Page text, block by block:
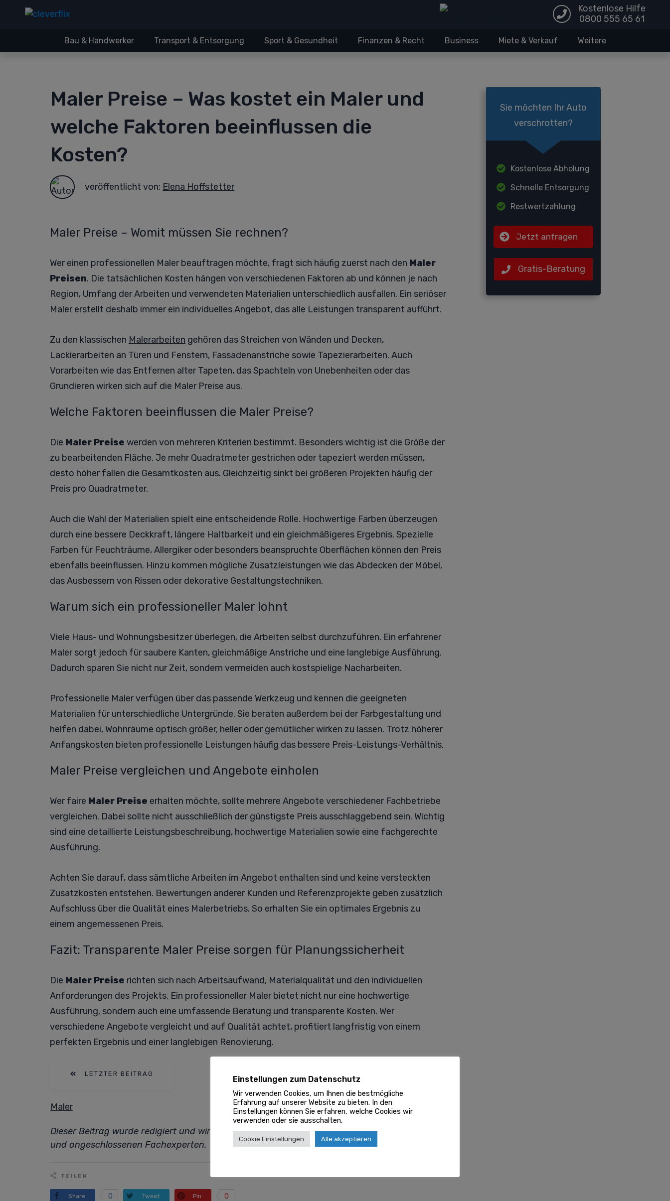
Kostenlose Hilfe
0800 555 65 61
Bau & Handwerker Transport & Entsorgung Sport & Gesundheit Finanzen & Recht Business Miete & Verkauf Weitere
Maler Preise – Was kostet ein Maler und
welche Faktoren beeinflussen die
Kosten?
veröffentlicht von: Elena Hoffstetter
Maler Preise – Womit müssen Sie rechnen?
Wer einen professionellen Maler beauftragen möchte, fragt sich häufig zuerst nach den Maler
Preisen. Die tatsächlichen Kosten hängen von verschiedenen Faktoren ab und können je nach
Region, Umfang der Arbeiten und verwendeten Materialien unterschiedlich ausfallen. Ein seriöser
Maler erstellt deshalb immer ein individuelles Angebot, das alle Leistungen transparent aufführt.
Zu den klassischen Malerarbeiten gehören das Streichen von Wänden und Decken,
Lackierarbeiten an Türen und Fenstern, Fassadenanstriche sowie Tapezierarbeiten. Auch
Vorarbeiten wie das Entfernen alter Tapeten, das Spachteln von Unebenheiten oder das
Grundieren wirken sich auf die Maler Preise aus.
Welche Faktoren beeinflussen die Maler Preise?
Die Maler Preise werden von mehreren Kriterien bestimmt. Besonders wichtig ist die Größe der
zu bearbeitenden Fläche. Je mehr Quadratmeter gestrichen oder tapeziert werden müssen,
desto höher fallen die Gesamtkosten aus. Gleichzeitig sinkt bei größeren Projekten häufig der
Preis pro Quadratmeter.
Auch die Wahl der Materialien spielt eine entscheidende Rolle. Hochwertige Farben überzeugen
durch eine bessere Deckkraft, längere Haltbarkeit und ein gleichmäßigeres Ergebnis. Spezielle
Farben für Feuchträume, Allergiker oder besonders beanspruchte Oberflächen können den Preis
ebenfalls beeinflussen. Hinzu kommen mögliche Zusatzleistungen wie das Abdecken der Möbel,
das Ausbessern von Rissen oder dekorative Gestaltungstechniken.
Warum sich ein professioneller Maler lohnt
Viele Haus- und Wohnungsbesitzer überlegen, die Arbeiten selbst durchzuführen. Ein erfahrener
Maler sorgt jedoch für saubere Kanten, gleichmäßige Anstriche und eine langlebige Ausführung.
Dadurch sparen Sie nicht nur Zeit, sondern vermeiden auch kostspielige Nacharbeiten.
Professionelle Maler verfügen über das passende Werkzeug und kennen die geeigneten
Materialien für unterschiedliche Untergründe. Sie beraten außerdem bei der Farbgestaltung und
helfen dabei, Wohnräume optisch größer, heller oder gemütlicher wirken zu lassen. Trotz höherer
Anfangskosten bieten professionelle Leistungen häufig das bessere Preis-Leistungs-Verhältnis.
Maler Preise vergleichen und Angebote einholen
Wer faire Maler Preise erhalten möchte, sollte mehrere Angebote verschiedener Fachbetriebe
vergleichen. Dabei sollte nicht ausschließlich der günstigste Preis ausschlaggebend sein. Wichtig
sind eine detaillierte Leistungsbeschreibung, hochwertige Materialien sowie eine fachgerechte
Ausführung.
Achten Sie darauf, dass sämtliche Arbeiten im Angebot enthalten sind und keine versteckten
Zusatzkosten entstehen. Bewertungen anderer Kunden und Referenzprojekte geben zusätzlich
Aufschluss über die Qualität eines Malerbetriebs. So erhalten Sie ein optimales Ergebnis zu
einem angemessenen Preis.
Fazit: Transparente Maler Preise sorgen für Planungssicherheit
Die Maler Preise richten sich nach Arbeitsaufwand, Materialqualität und den individuellen
Anforderungen des Projekts. Ein professioneller Maler bietet nicht nur eine hochwertige
Ausführung, sondern auch eine umfassende Beratung und transparente Kosten. Wer
verschiedene Angebote vergleicht und auf Qualität achtet, profitiert langfristig von einem
perfekten Ergebnis und einer langlebigen Renovierung.
LETZTER BEITRAG
Maler
Dieser Beitrag wurde redigiert und wird regelmäßig geprüft von unsererGoklever Redaktion
und angeschlossenen Fachexperten.
TEILEN
Share 0 Tweet Pin 0
Sie möchten Ihr Auto
verschrotten?
Kostenlose Abholung
Schnelle Entsorgung
Restwertzahlung
Jetzt anfragen
Gratis-Beratung
Einstellungen zum Datenschutz
Wir verwenden Cookies, um Ihnen die bestmögliche
Erfahrung auf unserer Website zu bieten. In den
Einstellungen können Sie erfahren, welche Cookies wir
verwenden oder sie ausschalten.
Cookie Einstellungen Alle akzeptieren